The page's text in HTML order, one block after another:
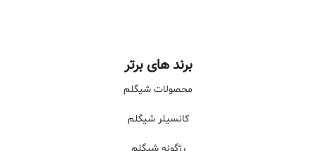
برند های برتر
محصولات شیگلم
کانسیلر شیگلم
رژگونه شیگلم